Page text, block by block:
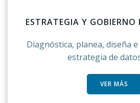
ESTRATEGIA Y
Diagnóstica, planea, diseña
estrategia de
VER MÁS